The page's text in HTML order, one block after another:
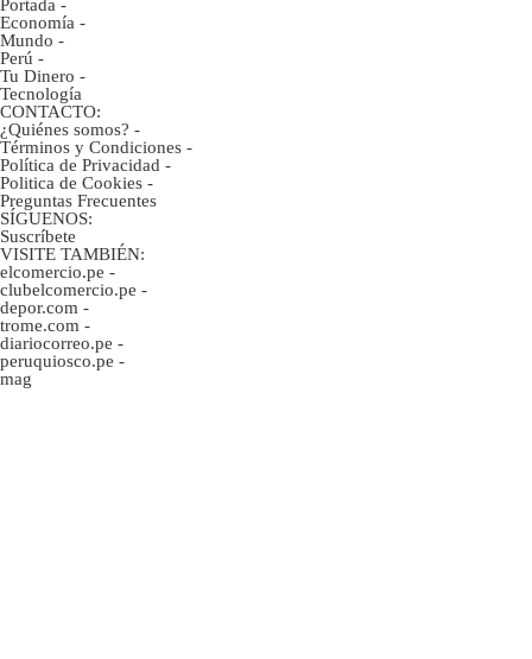
Portada -
Economía -
Mundo -
Perú -
Tu Dinero -
Tecnología
CONTACTO:
¿Quiénes somos? -
Términos y Condiciones -
Política de Privacidad -
Politica de Cookies -
Preguntas Frecuentes
SÍGUENOS:
Suscríbete
VISITE TAMBIÉN:
elcomercio.pe -
clubelcomercio.pe -
depor.com -
trome.com -
diariocorreo.pe -
peruquiosco.pe -
mag